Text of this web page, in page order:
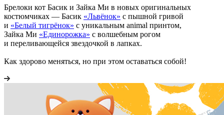
Брелоки кот Басик и Зайка Ми в новых оригинальных
костюмчиках — Басик «Львёнок» с пышной гривой
и «Белый тигрёнок» с уникальным animal принтом,
Зайка Ми «Единорожка» с волшебным рогом
и переливающейся звездочкой в лапках.
Как здорово меняться, но при этом оставаться собой!